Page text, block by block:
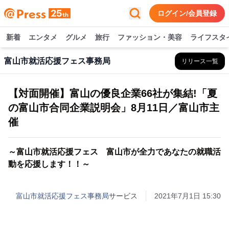
ログイン/会員登録
新着 エンタメ グルメ 旅行 ファッション・美容 ライフスタ
富山市就活応援フェス事務局 リリース一覧
【対面開催】富山の優良企業66社が集結!「夏
の富山市合同企業説明会」8月11日／富山市主
催
～富山市就活応援フェス 富山市が全力であなたの就職活
動を応援します！！～
富山市就活応援フェス事務局サービス 2021年7月1日 15:30